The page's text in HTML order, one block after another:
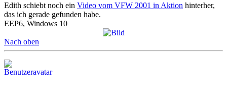
Edith schiebt noch ein Video vom VFW 2001 in Aktion hinterher,
das ich gerade gefunden habe.
EEP6, Windows 10
Nach oben